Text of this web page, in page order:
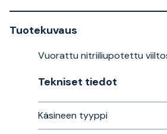
Tuotekuvaus
Vuorattu nitriiliupotettu
Tekniset tiedot
Käsineen tyyppi